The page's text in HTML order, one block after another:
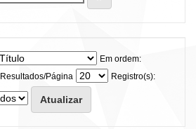
Em ordem:
Resultados/Página
Registro(s):